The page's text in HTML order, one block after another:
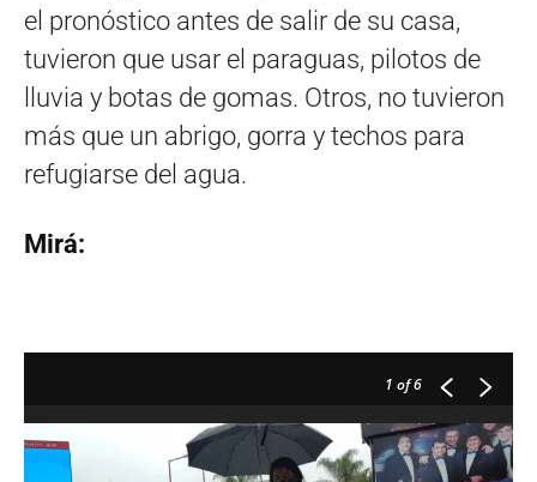
el pronóstico antes de salir de su casa,
tuvieron que usar el paraguas, pilotos de
lluvia y botas de gomas. Otros, no tuvieron
más que un abrigo, gorra y techos para
refugiarse del agua.
Mirá:
1 of 6